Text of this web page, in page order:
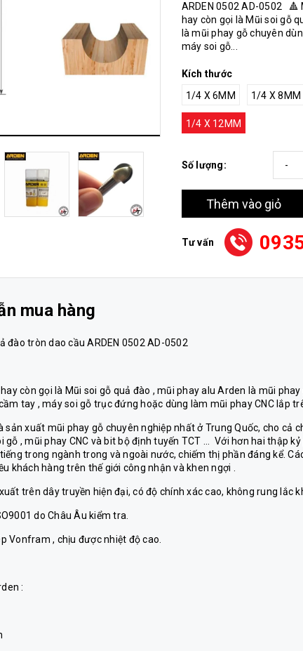
ARDEN 0502 AD-0502 🔺
hay còn gọi là Mũi soi gỗ
là mũi phay gỗ chuyên
máy soi gỗ...
Kích thước
1/4 X 6MM
1/4 X 8MM
1/4 X 12MM
Số lượng: -
Thêm vào giỏ
Tư vấn
mua hàng
đào tròn dao cầu ARDEN 0502 AD-0502
còn gọi là Mũi soi gỗ quả đào , mũi phay alu Arden là mũi
tay , máy soi gỗ trục đứng hoặc dùng làm mũi phay CNC lắp
xuất mũi phay gỗ chuyên nghiệp nhất ở Trung Quốc, cho cả
, mũi phay CNC và bit bộ định tuyến TCT ... Với hơn hai thập kỷ
trong ngành trong và ngoài nước, chiếm thị phần đáng kể.
khách hàng trên thế giới công nhận và khen ngợi .
trên dây truyền hiện đại, có độ chính xác cao, không rung lắc
do Châu Âu kiểm tra.
Vonfram , chịu được nhiệt độ cao.
: